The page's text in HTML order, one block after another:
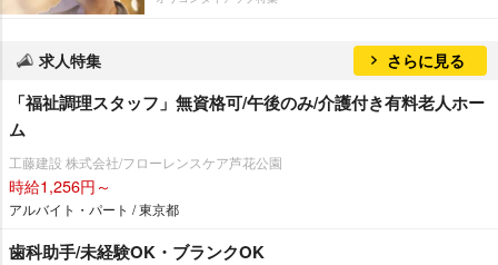
求人特集 さらに見る
「福祉調理スタッフ」無資格可/午後のみ/介護付き有料老人ホー
ム
工藤建設 株式会社/フローレンスケア芦花公園
時給1,256円～
アルバイト・パート / 東京都
歯科助手/未経験OK・ブランクOK